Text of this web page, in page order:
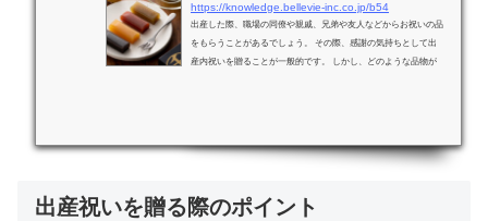
https://knowledge.bellevie-inc.co.jp/b54
出産した際、職場の同僚や親戚、兄弟や友人などからお祝いの品
をもらうことがあるでしょう。 その際、感謝の気持ちとして出
産内祝いを贈ることが一般的です。 しかし、どのような品物が
ている女性にとって、内祝いを用意するタイミングは悩ましいと
出産祝いを贈る際のポイント